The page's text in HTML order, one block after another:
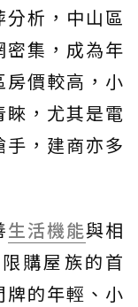
析，中山區
密集，成為年
價較高，小
睞，尤其是電
，建商亦多
生活機能與相
購屋族的首
牌的年輕、小